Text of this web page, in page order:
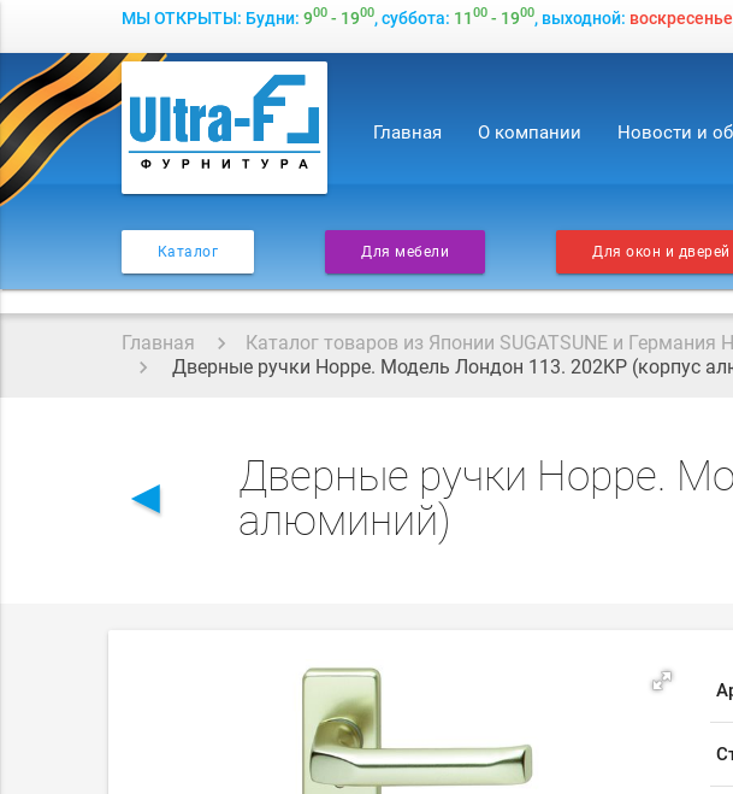
МЫ ОТКРЫТЫ: Будни: 900- 1900, суббота: 1100- 1900, выходной: воскресенье
Главная О компании Новости и
Каталог Для мебели Для окон и дверей
Главная Каталог товаров из Японии SUGATSUNE и Германия
Дверные ручки Hoppe. Модель Лондон 113. 202KP (корпус
◄
Дверные ручки Hoppe.
алюминий)